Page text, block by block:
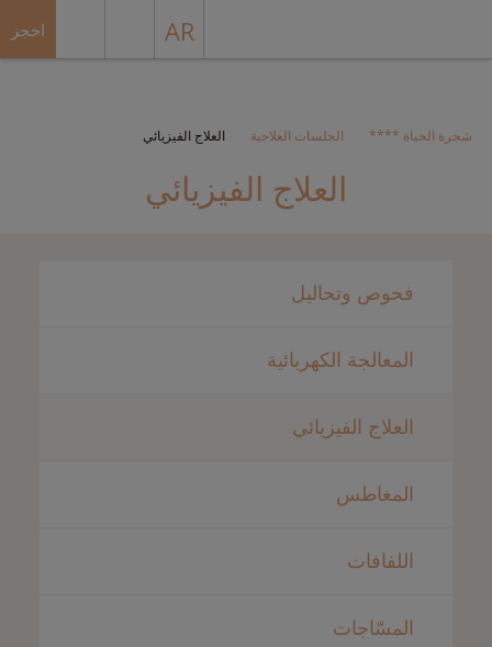
AR احجز
شجرة الحياة **** الجلسات العلاجية العلاج الفيزيائي
العلاج الفيزيائي
فحوص وتحاليل
المعالجة الكهربائية
العلاج الفيزيائي
المغاطس
اللفافات
المسّاجات